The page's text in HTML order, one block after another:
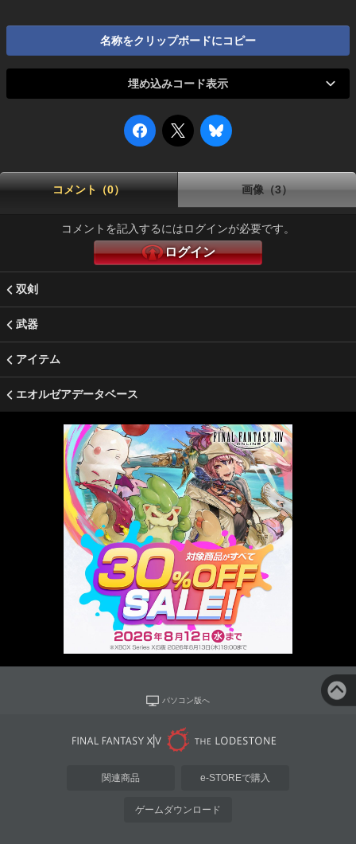
名称をクリップボードにコピー
埋め込みコード表示
コメント（0） 画像（3）
コメントを記入するにはログインが必要です。
ログイン
双剣
武器
アイテム
エオルゼアデータベース
パソコン版へ
関連商品 e-STOREで購入
ゲームダウンロード